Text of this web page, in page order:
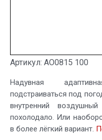
Артикул: AO0815 100
Надувная
подстраиваться под
внутренний
похолодало. Или
в более лёгкий вариант.